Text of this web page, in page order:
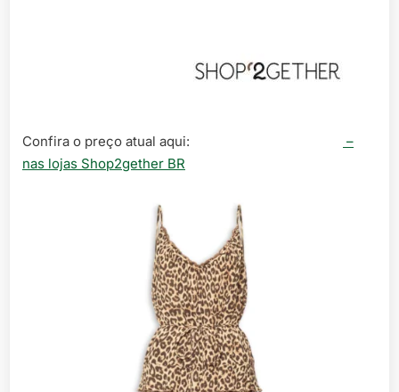
Confira o preço atual aqui:
–
nas lojas Shop2gether BR